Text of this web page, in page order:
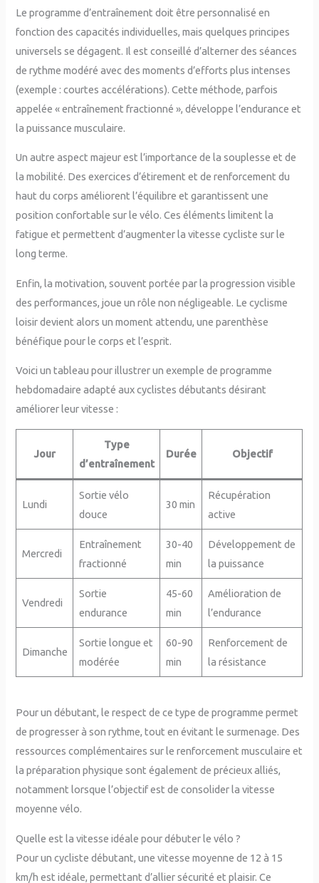
Le programme d’entraînement doit être personnalisé en
fonction des capacités individuelles, mais quelques principes
universels se dégagent. Il est conseillé d’alterner des séances
de rythme modéré avec des moments d’efforts plus intenses
(exemple : courtes accélérations). Cette méthode, parfois
appelée « entraînement fractionné », développe l’endurance et
la puissance musculaire.
Un autre aspect majeur est l’importance de la souplesse et de
la mobilité. Des exercices d’étirement et de renforcement du
haut du corps améliorent l’équilibre et garantissent une
position confortable sur le vélo. Ces éléments limitent la
fatigue et permettent d’augmenter la vitesse cycliste sur le
long terme.
Enfin, la motivation, souvent portée par la progression visible
des performances, joue un rôle non négligeable. Le cyclisme
loisir devient alors un moment attendu, une parenthèse
bénéfique pour le corps et l’esprit.
Voici un tableau pour illustrer un exemple de programme
hebdomadaire adapté aux cyclistes débutants désirant
améliorer leur vitesse :
Jour
Type
d’entraînement
Durée Objectif
Lundi
Sortie vélo
douce
30 min
Récupération
active
Mercredi
Entraînement
fractionné
30-40
min
Développement de
la puissance
Vendredi
Sortie
endurance
45-60
min
Amélioration de
l’endurance
Dimanche
Sortie longue et
modérée
60-90
min
Renforcement de
la résistance
Pour un débutant, le respect de ce type de programme permet
de progresser à son rythme, tout en évitant le surmenage. Des
ressources complémentaires sur le renforcement musculaire et
la préparation physique sont également de précieux alliés,
notamment lorsque l’objectif est de consolider la vitesse
moyenne vélo.
Quelle est la vitesse idéale pour débuter le vélo ?
Pour un cycliste débutant, une vitesse moyenne de 12 à 15
km/h est idéale, permettant d’allier sécurité et plaisir. Ce